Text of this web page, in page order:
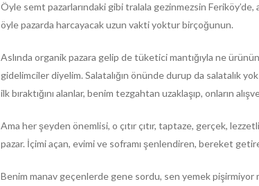
Öyle semt pazarlarındaki gibi tralala gezinmezsin
öyle pazarda harcayacak uzun vakti yoktur birçoğunun.
Aslında organik pazara gelip de tüketici mantığıyla ne
gidelimciler diyelim. Salatalığın önünde durup da salatalık
ilk bıraktığını alanlar, benim tezgahtan uzaklaşıp, onların
Ama her şeyden önemlisi, o çıtır çıtır, taptaze, gerçek,
pazar. İçimi açan, evimi ve soframı şenlendiren, bereket
Benim manav geçenlerde gene sordu, sen yemek pişirmiyor